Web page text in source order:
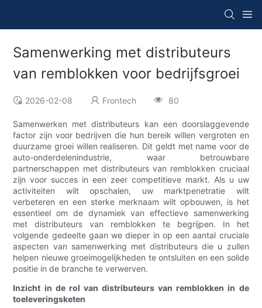
Samenwerking met distributeurs
van remblokken voor bedrijfsgroei
2026-02-08 Frontech 80
Samenwerken met distributeurs kan een doorslaggevende
factor zijn voor bedrijven die hun bereik willen vergroten en
duurzame groei willen realiseren. Dit geldt met name voor de
auto-onderdelenindustrie, waar betrouwbare
partnerschappen met distributeurs van remblokken cruciaal
zijn voor succes in een zeer competitieve markt. Als u uw
activiteiten wilt opschalen, uw marktpenetratie wilt
verbeteren en een sterke merknaam wilt opbouwen, is het
essentieel om de dynamiek van effectieve samenwerking
met distributeurs van remblokken te begrijpen. In het
volgende gedeelte gaan we dieper in op een aantal cruciale
aspecten van samenwerking met distributeurs die u zullen
helpen nieuwe groeimogelijkheden te ontsluiten en een solide
positie in de branche te verwerven.
Inzicht in de rol van distributeurs van remblokken in de
toeleveringsketen